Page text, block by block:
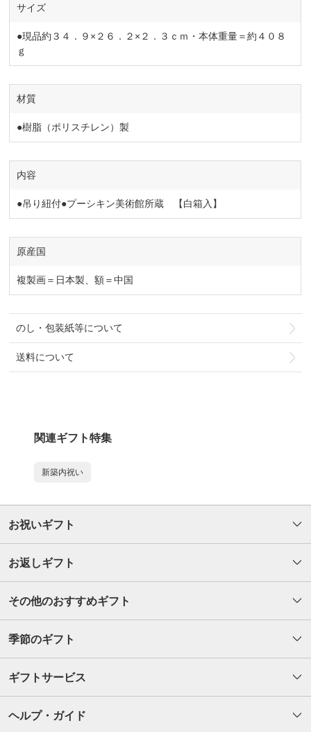
サイズ
●現品約３４．９×２６．２×２．３ｃｍ・本体重量＝約４０８
ｇ
材質
●樹脂（ポリスチレン）製
内容
●吊り紐付●プーシキン美術館所蔵 【白箱入】
原産国
複製画＝日本製、額＝中国
のし・包装紙等について
送料について
関連ギフト特集
新築内祝い
お祝いギフト
お返しギフト
その他のおすすめギフト
季節のギフト
ギフトサービス
ヘルプ・ガイド